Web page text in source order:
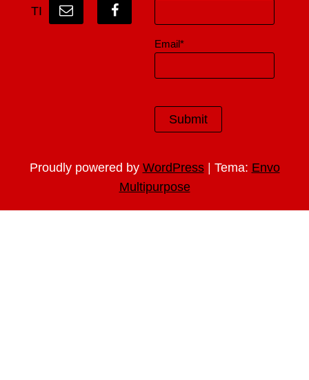
TI
Email*
Proudly powered by WordPress | Tema: Envo
Multipurpose